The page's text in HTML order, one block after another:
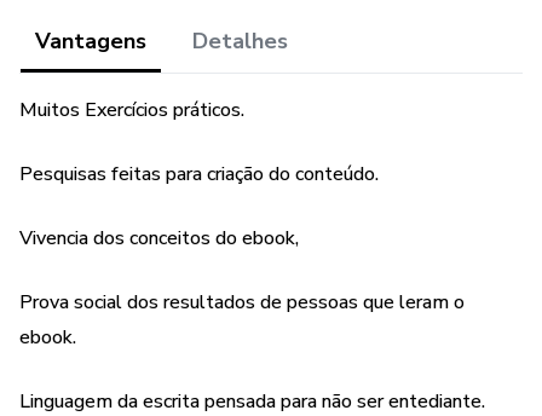
Vantagens Detalhes
Muitos Exercícios práticos.
Pesquisas feitas para criação do conteúdo.
Vivencia dos conceitos do ebook,
Prova social dos resultados de pessoas que leram o
ebook.
Linguagem da escrita pensada para não ser entediante.